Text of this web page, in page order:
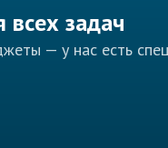
задач
— у нас есть